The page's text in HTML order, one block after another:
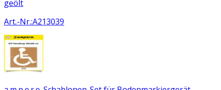
geölt
Art.-Nr.:A213039